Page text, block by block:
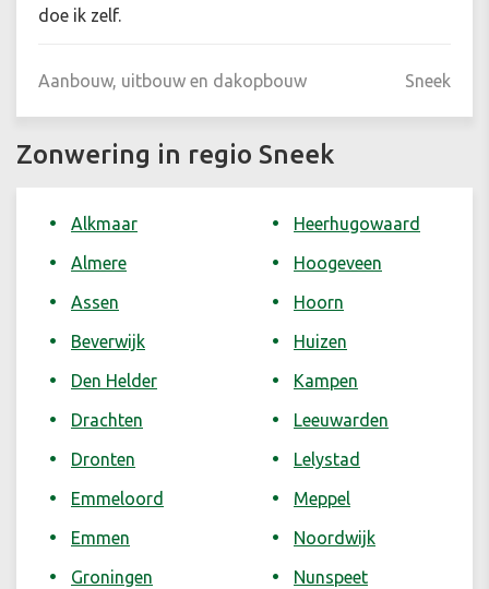
doe ik zelf.
Aanbouw, uitbouw en dakopbouw Sneek
Zonwering in regio Sneek
Alkmaar
Almere
Assen
Beverwijk
Den Helder
Drachten
Dronten
Emmeloord
Emmen
Groningen
Heerhugowaard
Hoogeveen
Hoorn
Huizen
Kampen
Leeuwarden
Lelystad
Meppel
Noordwijk
Nunspeet